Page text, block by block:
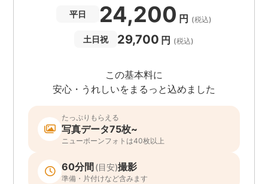
平日 24,200 円 (税込)
土日祝 29,700 円 (税込)
この基本料に
安心・うれしいをまるっと込めました
たっぷりもらえる
写真データ75枚~
ニューボーンフォトは40枚以上
60分間 (目安)撮影
準備・片付けなど含みます